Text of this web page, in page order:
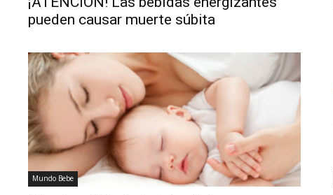
pueden causar muerte súbita
Mundo Bebe